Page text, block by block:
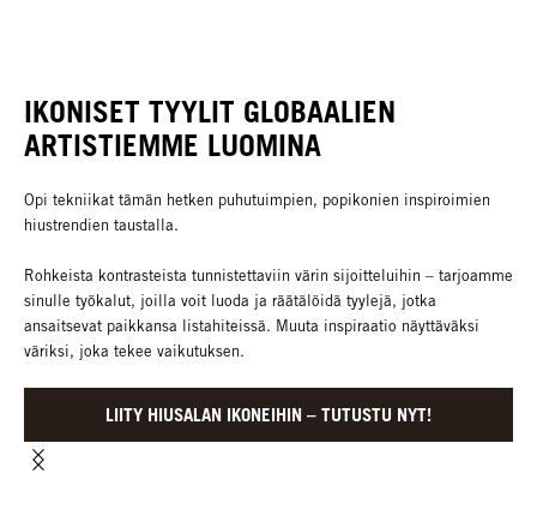
IKONISET TYYLIT GLOBAALIEN
ARTISTIEMME LUOMINA
Opi tekniikat tämän hetken puhutuimpien, popikonien inspiroimien
hiustrendien taustalla.
Rohkeista kontrasteista tunnistettaviin värin sijoitteluihin – tarjoamme
sinulle työkalut, joilla voit luoda ja räätälöidä tyylejä, jotka
ansaitsevat paikkansa listahiteissä. Muuta inspiraatio näyttäväksi
väriksi, joka tekee vaikutuksen.
LIITY HIUSALAN IKONEIHIN – TUTUSTU NYT!